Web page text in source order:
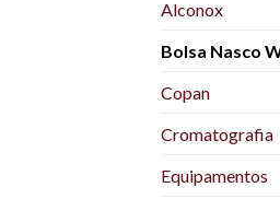
Alconox
Bolsa Nasco
Copan
Cromatografia
Equipamentos